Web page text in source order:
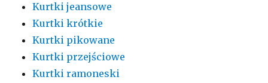
Kurtki jeansowe
Kurtki krótkie
Kurtki pikowane
Kurtki przejściowe
Kurtki ramoneski